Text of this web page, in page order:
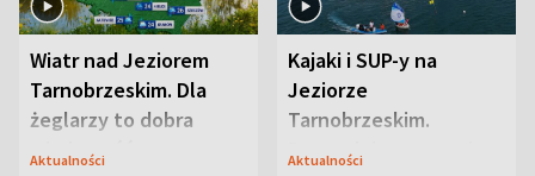
Wiatr nad Jeziorem
Tarnobrzeskim. Dla
żeglarzy to dobra
wiadomość
Aktualności
Kajaki i SUP-y na
Jeziorze
Tarnobrzeskim.
Przyrodnicy zwracają
Aktualności